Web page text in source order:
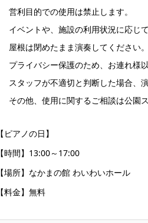
営利目的での使用は禁止します。
イベントや、施設の利用状況に応じ
屋根は閉めたまま演奏してください。
プライバシー保護のため、お連れ様
スタッフが不適切と判断した場合、
その他、使用に関するご相談は公園
【ピアノの日】
【時間】13:00～17:00
【場所】なかまの館 わいわいホール
【料金】無料